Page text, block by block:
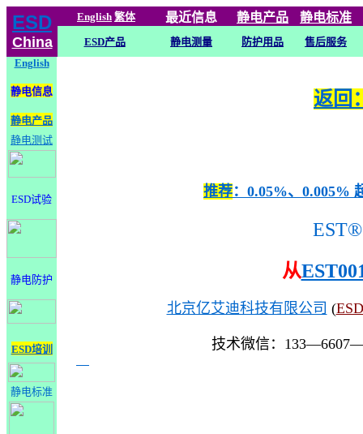
ESD
China
English 繁体 最近信息 静电产品 静电标准
ESD产品 静电测量 防护用品
售后服务
English
静电信息
静电产品
静电测试
ESD试验
静电防护
ESD培训
静电标准
返回
推荐：0.05%、0.005%
EST®
从
北京亿艾迪科技有限公司 (
技术微信：